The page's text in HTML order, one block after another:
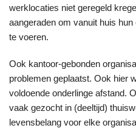
werklocaties niet geregeld
aangeraden om vanuit huis
te voeren.
Ook kantoor-gebonden
problemen geplaatst. Ook hier
voldoende onderlinge afstand.
vaak gezocht in (deeltijd)
levensbelang voor elke